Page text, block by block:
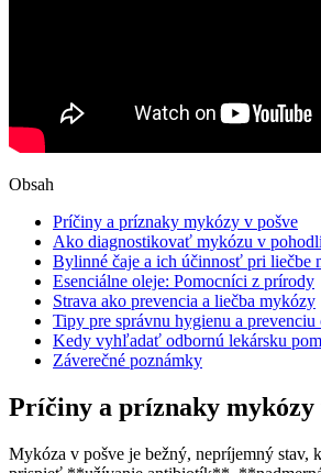
Obsah
Príčiny a príznaky mykózy v pošve
Ako diagnostikovať mykózu v
Bylinné čaje a ich účinnosť pri liečbe
Esenciálne oleje: Pomocníci z prírody
Strava ako prevencia a liečba mykózy
Tipy pre správnu hygienu a
Kedy vyhľadať odbornú lekársku
Záverečné poznámky
Príčiny a príznaky mykózy
Mykóza v pošve je bežný, nepríjemný